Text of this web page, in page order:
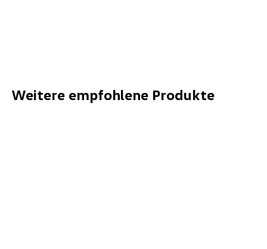
Weitere empfohlene Produkte